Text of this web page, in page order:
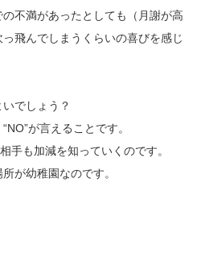
不満があったとしても（月謝が高
飛んでしまうくらいの喜びを感じ
でしょう？
が言えることです。
手も加減を知っていくのです。
が幼稚園なのです。